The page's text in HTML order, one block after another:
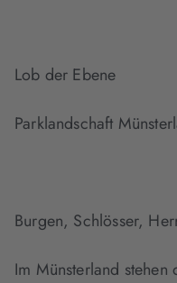
Lob der Ebene
Parklandschaft
Burgen, Schlösser,
Im Münsterland